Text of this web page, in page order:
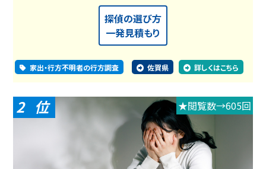
探偵の選び方
一発見積もり
家出・行方不明者の行方調査 佐賀県 詳しくはこちら
2 ★閲覧数→605回